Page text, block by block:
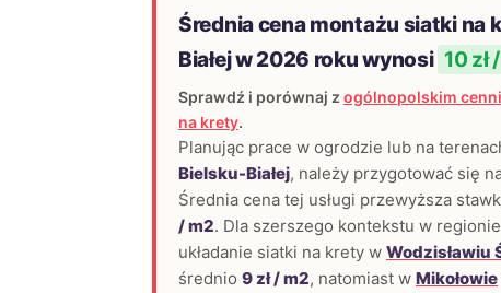
Średnia cena montażu siatki na
Białej w 2026 roku wynosi 10 zł
Sprawdź i porównaj z ogólnopolskim
na krety.
Planując prace w ogrodzie lub na
Bielsku-Białej, należy przygotować się
Średnia cena tej usługi przewyższa
/ m2. Dla szerszego kontekstu w
układanie siatki na krety w Wodzisławiu
średnio 9 zł / m2, natomiast w Mikołowie